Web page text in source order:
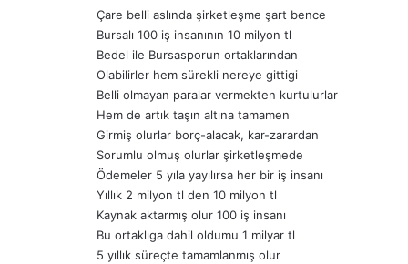
Çare belli aslında şirketleşme şart bence
Bursalı 100 iş insanının 10 milyon tl
Bedel ile Bursasporun ortaklarından
Olabilirler hem sürekli nereye gittigi
Belli olmayan paralar vermekten kurtulurlar
Hem de artık taşın altına tamamen
Girmiş olurlar borç-alacak, kar-zarardan
Sorumlu olmuş olurlar şirketleşmede
Ödemeler 5 yıla yayılırsa her bir iş insanı
Yıllık 2 milyon tl den 10 milyon tl
Kaynak aktarmış olur 100 iş insanı
Bu ortaklıga dahil oldumu 1 milyar tl
5 yıllık süreçte tamamlanmış olur